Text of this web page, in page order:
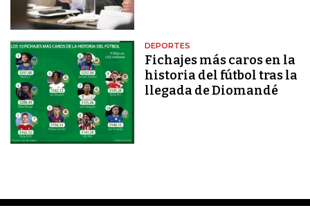
DEPORTES
Fichajes más caros en la
historia del fútbol tras la
llegada de Diomandé